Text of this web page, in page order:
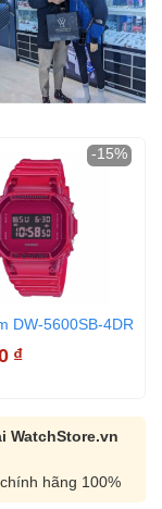
DW-5600SB-4DR
₫
-15%
WatchStore.vn
hãng 100%